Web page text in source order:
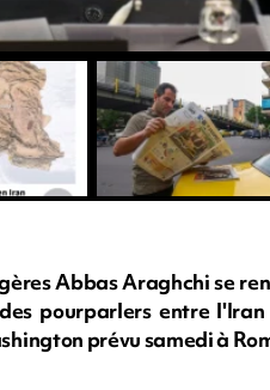
Abbas Araghchi se
pourparlers entre
prévu samedi à